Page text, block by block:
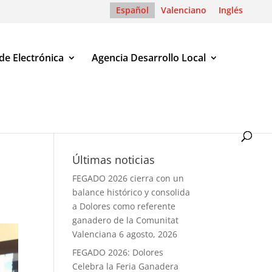
Español Valenciano Inglés
Electrónica Agencia Desarrollo Local
Últimas noticias
FEGADO 2026 cierra con un
balance histórico y consolida
a Dolores como referente
ganadero de la Comunitat
Valenciana 6 agosto, 2026
FEGADO 2026: Dolores
Celebra la Feria Ganadera